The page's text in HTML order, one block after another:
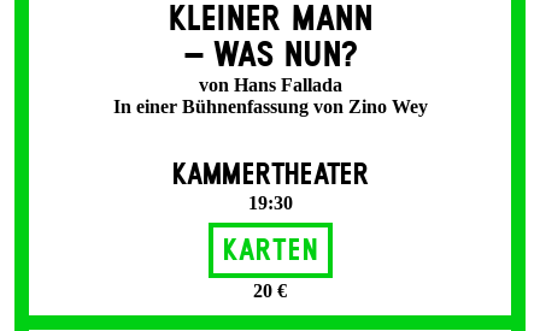
KLEINER MANN
– WAS NUN?
von Hans Fallada
In einer Bühnenfassung von Zino Wey
KAMMERTHEATER
19:30
Karten
20 €